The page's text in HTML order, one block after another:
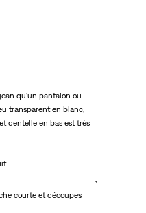
qu'un pantalon ou
transparent en blanc,
dentelle en bas est très
courte et découpes